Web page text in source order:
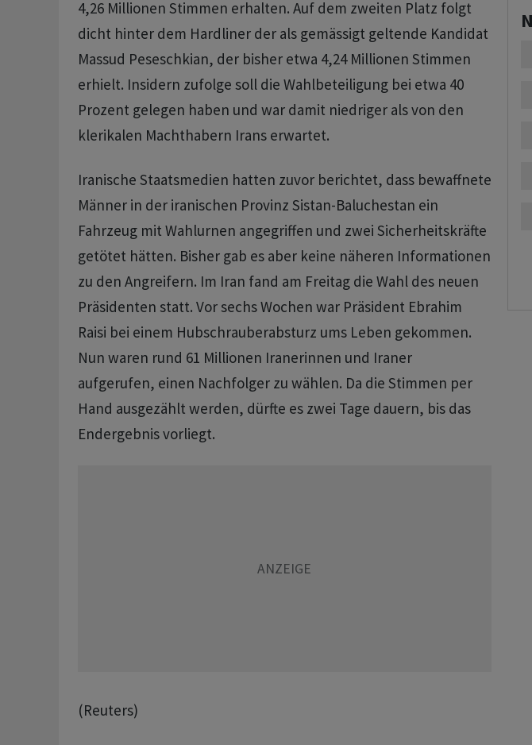
4,26 Millionen Stimmen erhalten. Auf dem zweiten Platz folgt
dicht hinter dem Hardliner der als gemässigt geltende Kandidat
Massud Peseschkian, der bisher etwa 4,24 Millionen Stimmen
erhielt. Insidern zufolge soll die Wahlbeteiligung bei etwa 40
Prozent gelegen haben und war damit niedriger als von den
klerikalen Machthabern Irans erwartet.
Iranische Staatsmedien hatten zuvor berichtet, dass bewaffnete
Männer in der iranischen Provinz Sistan-Baluchestan ein
Fahrzeug mit Wahlurnen angegriffen und zwei Sicherheitskräfte
getötet hätten. Bisher gab es aber keine näheren Informationen
zu den Angreifern. Im Iran fand am Freitag die Wahl des neuen
Präsidenten statt. Vor sechs Wochen war Präsident Ebrahim
Raisi bei einem Hubschrauberabsturz ums Leben gekommen.
Nun waren rund 61 Millionen Iranerinnen und Iraner
aufgerufen, einen Nachfolger zu wählen. Da die Stimmen per
Hand ausgezählt werden, dürfte es zwei Tage dauern, bis das
Endergebnis vorliegt.
(Reuters)